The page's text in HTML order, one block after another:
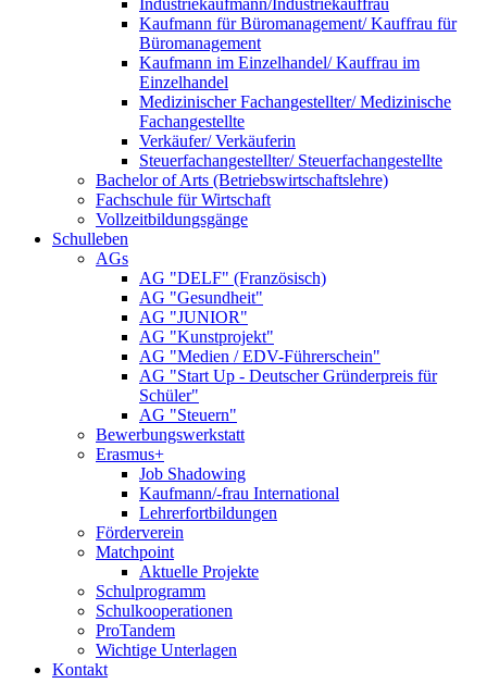
Industriekaufmann/Industriekauffrau
Kaufmann für Büromanagement/ Kauffrau für
Büromanagement
Kaufmann im Einzelhandel/ Kauffrau im
Einzelhandel
Medizinischer Fachangestellter/ Medizinische
Fachangestellte
Verkäufer/ Verkäuferin
Steuerfachangestellter/ Steuerfachangestellte
Bachelor of Arts (Betriebswirtschaftslehre)
Fachschule für Wirtschaft
Vollzeitbildungsgänge
Schulleben
AGs
AG "DELF" (Französisch)
AG "Gesundheit"
AG "JUNIOR"
AG "Kunstprojekt"
AG "Medien / EDV-Führerschein"
AG "Start Up - Deutscher Gründerpreis für
Schüler"
AG "Steuern"
Bewerbungswerkstatt
Erasmus+
Job Shadowing
Kaufmann/-frau International
Lehrerfortbildungen
Förderverein
Matchpoint
Aktuelle Projekte
Schulprogramm
Schulkooperationen
ProTandem
Wichtige Unterlagen
Kontakt